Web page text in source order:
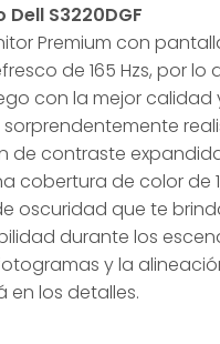
S3220DGF
Premium con
de 165 Hzs, por
con la mejor
de contraste
cobertura de color de
oscuridad que te
durante los
y la
en los detalles.